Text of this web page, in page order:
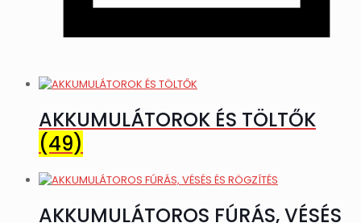
AKKUMULÁTOROK ÉS TÖLTŐK
(49)
AKKUMULÁTOROS FÚRÁS, VÉSÉS